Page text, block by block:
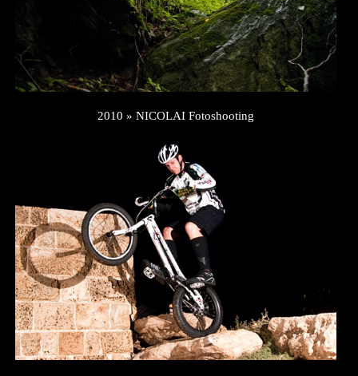
2010 » NICOLAI Fotoshooting